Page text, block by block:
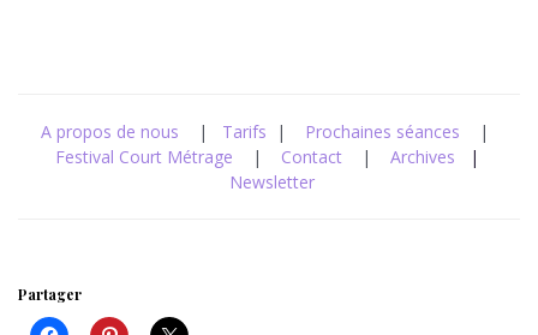
A propos de nous | Tarifs | Prochaines séances |
Festival Court Métrage | Contact| Archives
|
Newsletter
Partager